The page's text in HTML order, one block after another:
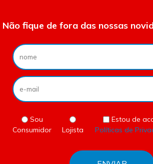
Não fique de fora das nossas
Sou
Consumidor
Lojista
Estou de
Políticas de